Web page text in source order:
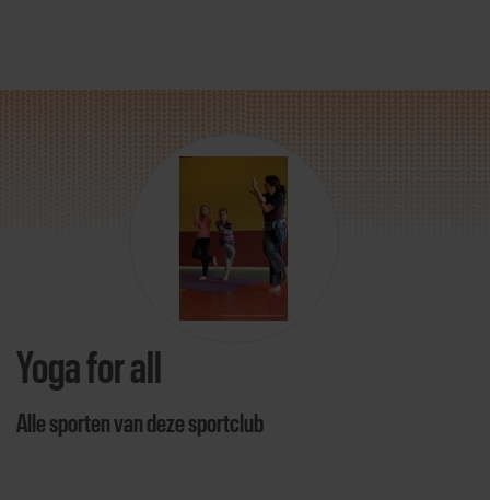
Direct door naar content
Yoga for all
Alle sporten van deze sportclub